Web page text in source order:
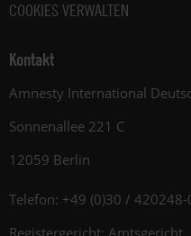
COOKIES VERWALTEN
Kontakt
Amnesty International
Sonnenallee 221 C
12059 Berlin
Telefon: +49 (0)30 / 420248-